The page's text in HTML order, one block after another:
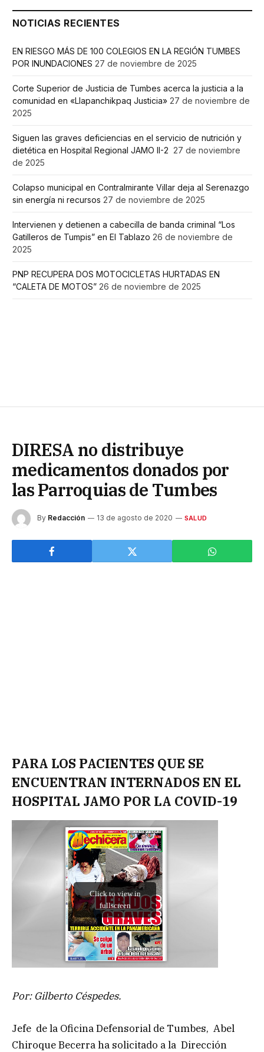
NOTICIAS RECIENTES
EN RIESGO MÁS DE 100 COLEGIOS EN LA REGIÓN TUMBES
POR INUNDACIONES 27 de noviembre de 2025
Corte Superior de Justicia de Tumbes acerca la justicia a la
comunidad en «Llapanchikpaq Justicia» 27 de noviembre de
2025
Siguen las graves deficiencias en el servicio de nutrición y
dietética en Hospital Regional JAMO II-2 27 de noviembre
de 2025
Colapso municipal en Contralmirante Villar deja al Serenazgo
sin energía ni recursos 27 de noviembre de 2025
Intervienen y detienen a cabecilla de banda criminal “Los
Gatilleros de Tumpis” en El Tablazo 26 de noviembre de
2025
PNP RECUPERA DOS MOTOCICLETAS HURTADAS EN
“CALETA DE MOTOS” 26 de noviembre de 2025
DIRESA no distribuye
medicamentos donados por
las Parroquias de Tumbes
By Redacción 13 de agosto de 2020 SALUD
PARA LOS PACIENTES QUE SE
ENCUENTRAN INTERNADOS EN EL
HOSPITAL JAMO POR LA COVID-19
Por: Gilberto Céspedes.
Jefe de la Oficina Defensorial de Tumbes, Abel
Chiroque Becerra ha solicitado a la Dirección